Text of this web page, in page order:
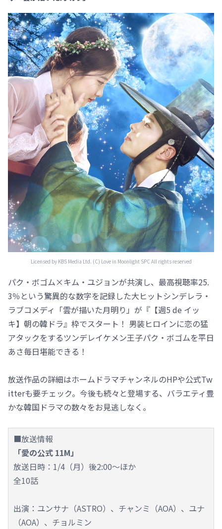
Licensed by KBS Media Ltd. (C) Love in Moonlight SPC All rights reserved
パク・ボゴム×キム・ユジョンが共演し、最高視聴率25.
3％という驚異的な数字を記録した大ヒットシンデレラ・
ラブコメディ「雲が描いた月明り」が『【週5 de イッ
キ】朝の韓ドラ』枠でスタート！ 男装ヒロインに恋の猛
アタックをするツンデレイケメン王子パク・ボゴムを平日
あさ毎日堪能できる！
放送作品の詳細はホームドラマチャンネルのHPや公式Tw
itterも要チェック。今後も続々と登場する、バラエティ豊
かな韓国ドラマの数々をお見逃しなく。
■放送情報
「愛の公式 11M」
放送日時：1/4（月）後2:00～ほか
全10話
出演：ユンサナ（ASTRO）、チャンミ（AOA）、ユナ
（AOA）、チョルミン